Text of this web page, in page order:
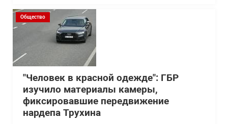
Общество
"Человек в красной одежде": ГБР
изучило материалы камеры,
фиксировавшие передвижение
нардепа Трухина